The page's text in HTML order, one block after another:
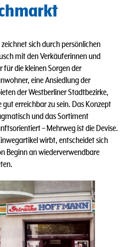
sich durch persönlichen
mit den Verkäuferinnen und
für die kleinen Sorgen der
eine Ansiedlung der
der Westberliner Stadtbezirke,
erreichbar zu sein. Das Konzept
und das Sortiment
– Mehrweg ist die Devise.
wirbt, entscheidet sich
Beginn an wiederverwendbare